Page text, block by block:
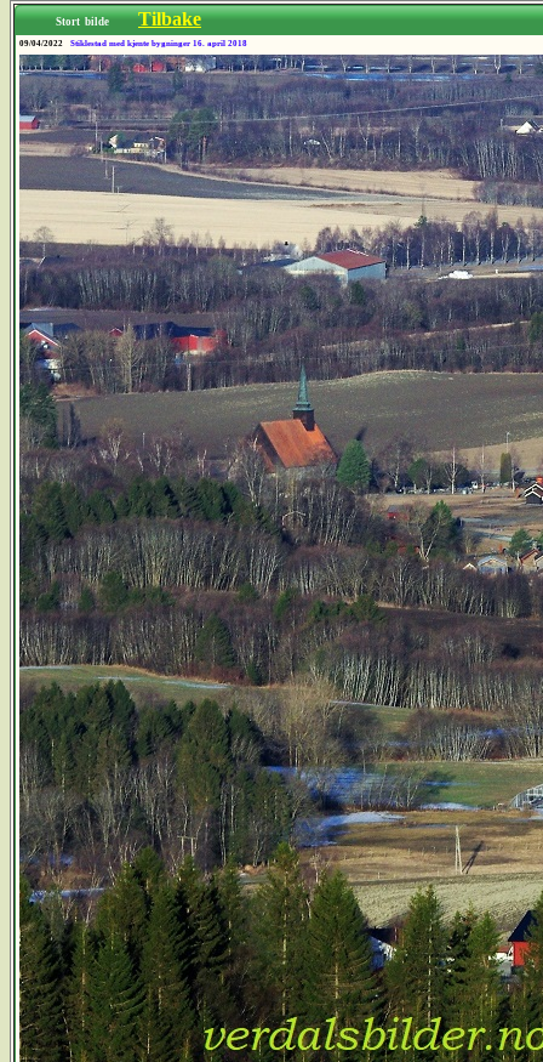
Stort bilde Tilbake
09/04/2022 Stiklestad med kjente bygninger 16. april 2018